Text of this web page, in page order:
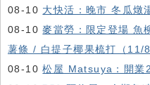
08-10 大快活：晚市 冬瓜燉
08-10麥當勞：限定登場
薯條 / 白提子椰果梳打（11/8
08-10松屋 Matsuya：開業